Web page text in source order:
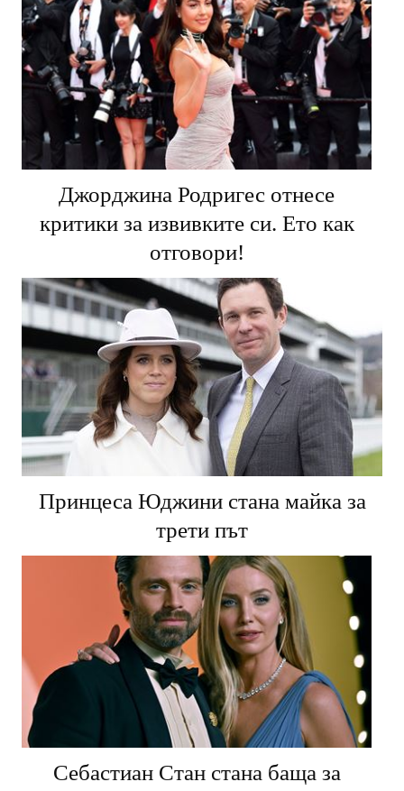
Джорджина Родригес отнесе
критики за извивките си. Ето как
отговори!
Принцеса Юджини стана майка за
трети път
Себастиан Стан стана баща за